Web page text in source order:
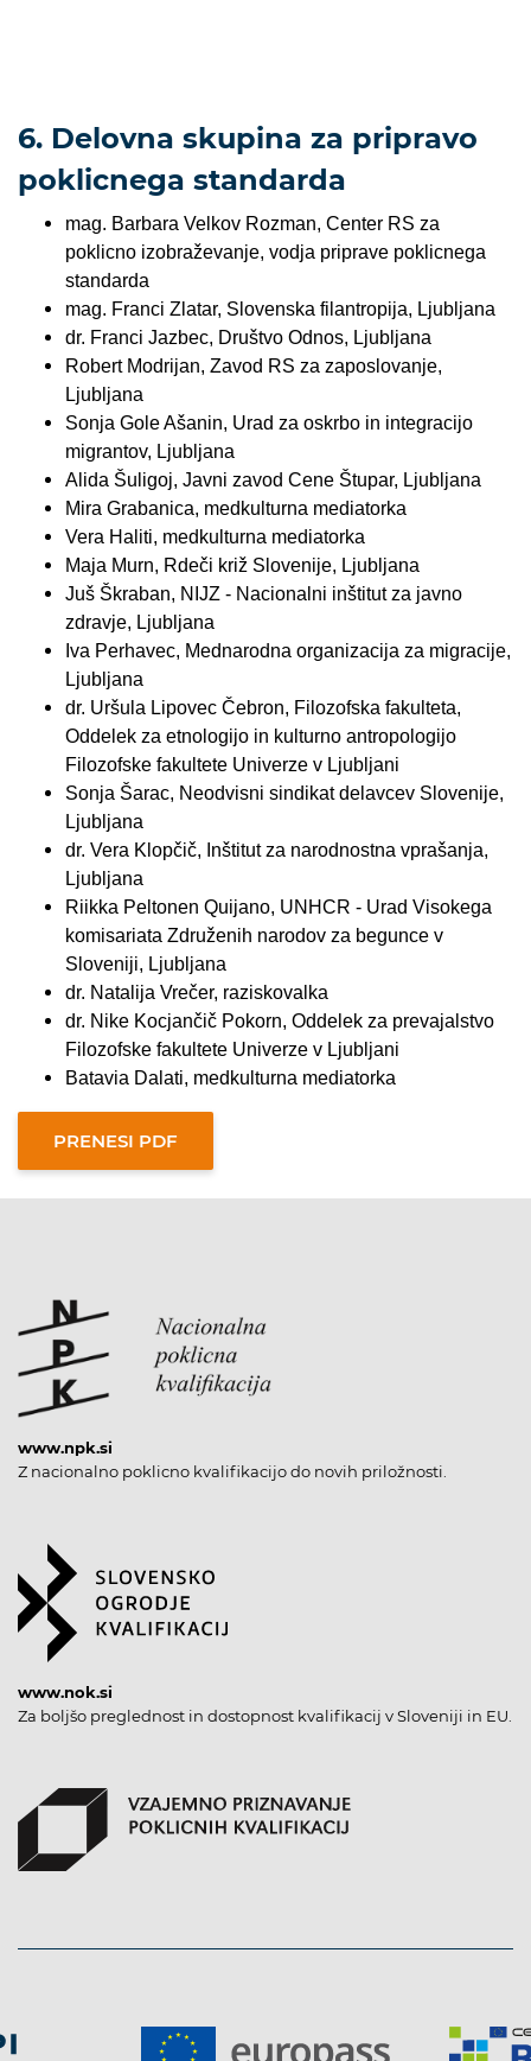
6. Delovna skupina za pripravo
poklicnega standarda
mag. Barbara Velkov Rozman, Center RS za
poklicno izobraževanje, vodja priprave poklicnega
standarda
mag. Franci Zlatar, Slovenska filantropija, Ljubljana
dr. Franci Jazbec, Društvo Odnos, Ljubljana
Robert Modrijan, Zavod RS za zaposlovanje,
Ljubljana
Sonja Gole Ašanin, Urad za oskrbo in integracijo
migrantov, Ljubljana
Alida Šuligoj, Javni zavod Cene Štupar, Ljubljana
Mira Grabanica, medkulturna mediatorka
Vera Haliti, medkulturna mediatorka
Maja Murn, Rdeči križ Slovenije, Ljubljana
Juš Škraban, NIJZ - Nacionalni inštitut za javno
zdravje, Ljubljana
Iva Perhavec, Mednarodna organizacija za migracije,
Ljubljana
dr. Uršula Lipovec Čebron, Filozofska fakulteta,
Oddelek za etnologijo in kulturno antropologijo
Filozofske fakultete Univerze v Ljubljani
Sonja Šarac, Neodvisni sindikat delavcev Slovenije,
Ljubljana
dr. Vera Klopčič, Inštitut za narodnostna vprašanja,
Ljubljana
Riikka Peltonen Quijano, UNHCR - Urad Visokega
komisariata Združenih narodov za begunce v
Sloveniji, Ljubljana
dr. Natalija Vrečer, raziskovalka
dr. Nike Kocjančič Pokorn, Oddelek za prevajalstvo
Filozofske fakultete Univerze v Ljubljani
Batavia Dalati, medkulturna mediatorka
www.npk.si
Z nacionalno poklicno kvalifikacijo do novih priložnosti.
www.nok.si
Za boljšo preglednost in dostopnost kvalifikacij v Sloveniji in EU.